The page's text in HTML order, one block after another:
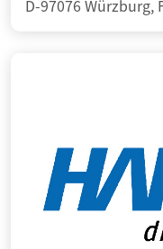
D-97076 Würzburg,